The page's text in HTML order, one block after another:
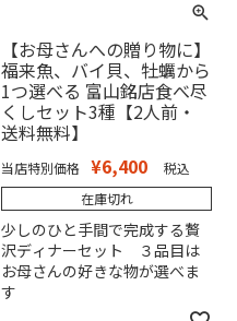
【お母さんへの贈り物に】
福来魚、バイ貝、牡蠣から
1つ選べる 富山銘店食べ尽
くしセット3種【2人前・
送料無料】
当店特別価格 ¥6,400
税込
在庫切れ
少しのひと手間で完成する贅
沢ディナーセット ３品目は
お母さんの好きな物が選べま
す